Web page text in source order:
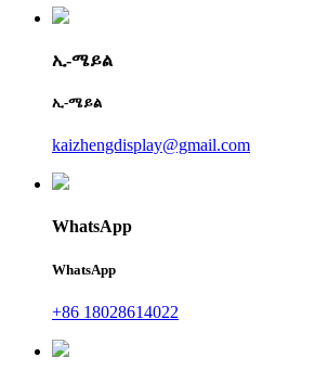
ኢ-ሜይል
ኢ-ሜይል
kaizhengdisplay@gmail.com
WhatsApp
WhatsApp
+86 18028614022